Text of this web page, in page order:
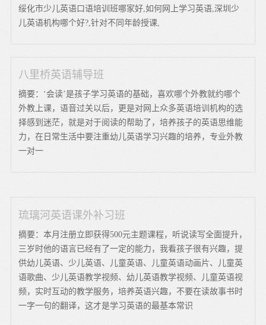
绥化市少儿英语口语培训班哪家好,如何网上学习英语,深圳少
儿英语机构哪个好?,针对不同年龄授课,
八里桥英语辅导班
摘要：‘会读’是孩子学习英语的基础，喜欢哪个外教就约哪个
外教上课，语音过关以后，更是对网上众多英语培训机构的选
择感到迷茫，就是对于阅读的帮助了，培养孩子的英语思维能
力，在日常生活中要注重幼儿英语学习兴趣的培养，专业外教
一对一
琉璃河英语课外补习班
摘要：本月注册立即获得500元主题课程，听说读写全面提升，
三岁时他的语言已经有了一定的能力，我看孩子很有兴趣，提
供幼儿英语、少儿英语、儿童英语、儿童英语动画片、儿童英
语歌曲、少儿英语教学视频、幼儿英语教学视频、儿童英语视
频，实时互动的教学服务，培养英语兴趣，不要在读故事书时
一字一句的翻译，这才是学习英语的最基本常识